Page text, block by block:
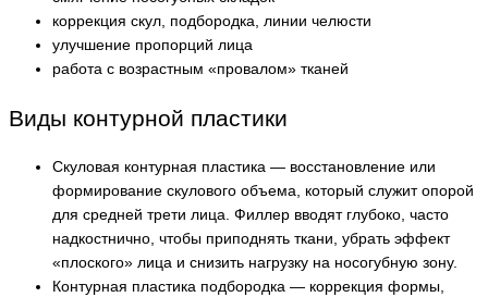
коррекция скул, подбородка, линии челюсти
улучшение пропорций лица
работа с возрастным «провалом» тканей
Виды контурной пластики
Скуловая контурная пластика — восстановление или
формирование скулового объема, который служит опорой
для средней трети лица. Филлер вводят глубоко, часто
надкостнично, чтобы приподнять ткани, убрать эффект
«плоского» лица и снизить нагрузку на носогубную зону.
Контурная пластика подбородка — коррекция формы,